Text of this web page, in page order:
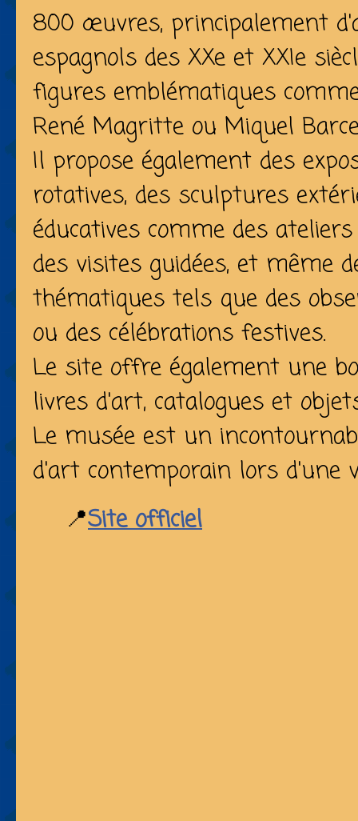
800 œuvres, principalement
espagnols des XXe et XXIe
figures emblématiques
René Magritte ou Miquel
Il propose également des
rotatives, des sculptures
éducatives comme des
des visites guidées, et même
thématiques tels que des
ou des célébrations festives.
Le site offre également une
livres d'art, catalogues et
Le musée est un
d'art contemporain lors d'une
📍Site officiel